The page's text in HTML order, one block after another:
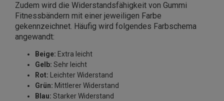
Zudem wird die Widerstandsfähigkeit von Gummi
Fitnessbändern mit einer jeweiligen Farbe
gekennzeichnet. Häufig wird folgendes Farbschema
angewandt:
Beige: Extra leicht
Gelb: Sehr leicht
Rot:
Leichter Widerstand
Grün: Mittlerer Widerstand
Blau: Starker Widerstand